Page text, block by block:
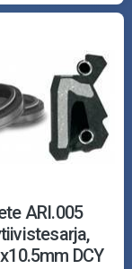
ARI.005
DCY